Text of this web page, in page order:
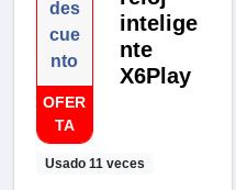
des
cue
nto
OFER
TA
Usado 11 veces
intelige
nte
X6Play